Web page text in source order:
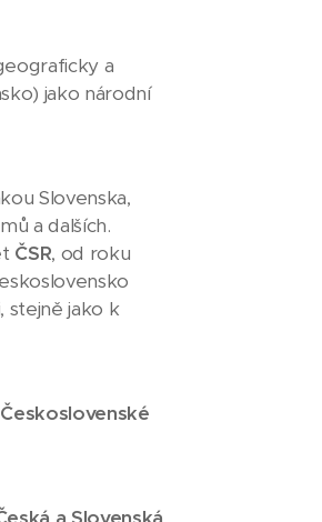
a
jako národní
Slovenska,
a dalších.
ČSR, od roku
, stejně jako k
Československé